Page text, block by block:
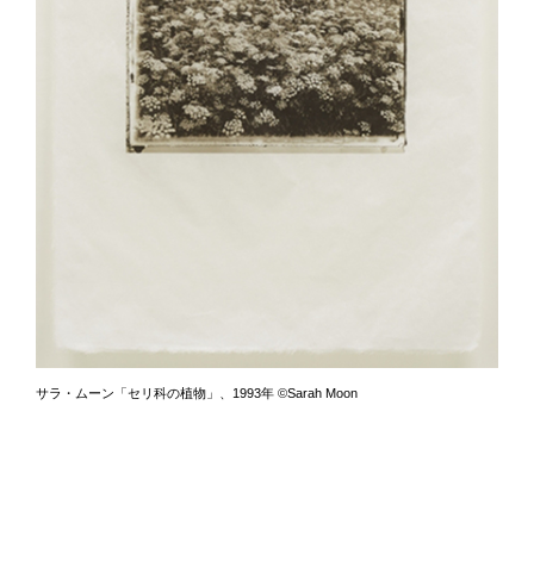
サラ・ムーン「セリ科の植物」、1993年 ©Sarah Moon